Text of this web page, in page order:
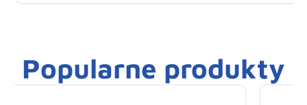
Popularne produkty